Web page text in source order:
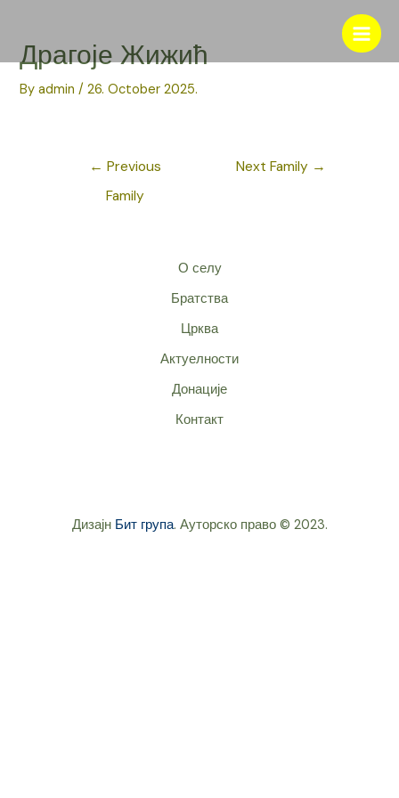
content
Main
Драгоје Жижић
Byadmin/26. October 2025.
← Previous
Family
Next Family →
О селу
Братства
Црква
Актуелности
Донације
Контакт
Дизајн Бит група. Ауторско право © 2023.